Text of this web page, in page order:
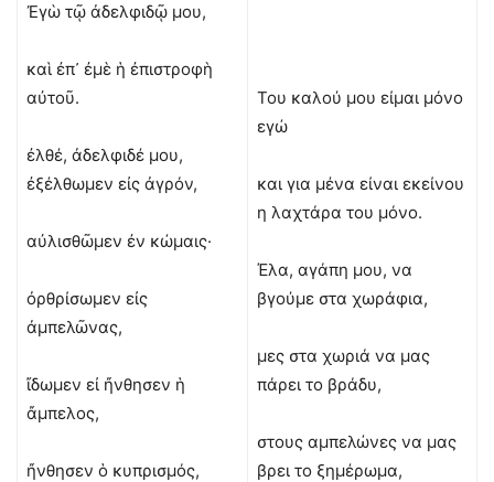
Ἐγὼ τῷ ἀδελφιδῷ μου,
καὶ ἐπ᾿ ἐμὲ ἡ ἐπιστροφὴ
αὐτοῦ.
ἐλθέ, ἀδελφιδέ μου,
ἐξέλθωμεν εἰς ἀγρόν,
αὐλισθῶμεν ἐν κώμαις·
ὀρθρίσωμεν εἰς
ἀμπελῶνας,
ἴδωμεν εἰ ἤνθησεν ἡ
ἄμπελος,
ἤνθησεν ὁ κυπρισμός,
Του καλού μου είμαι μόνο
εγώ
και για μένα είναι εκείνου
η λαχτάρα του μόνο.
Έλα, αγάπη μου, να
βγούμε στα χωράφια,
μες στα χωριά να μας
πάρει το βράδυ,
στους αμπελώνες να μας
βρει το ξημέρωμα,